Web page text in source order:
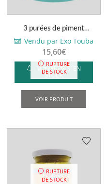
3 purées de piment
(Colombo, Coriandre,
Gingembre) – G...
Vendu par Exo Touba
15,60€
RUPTURE
DE STOCK
M'AVERTIR SI EN
STOCK
VOIR PRODUIT
RUPTURE
DE STOCK